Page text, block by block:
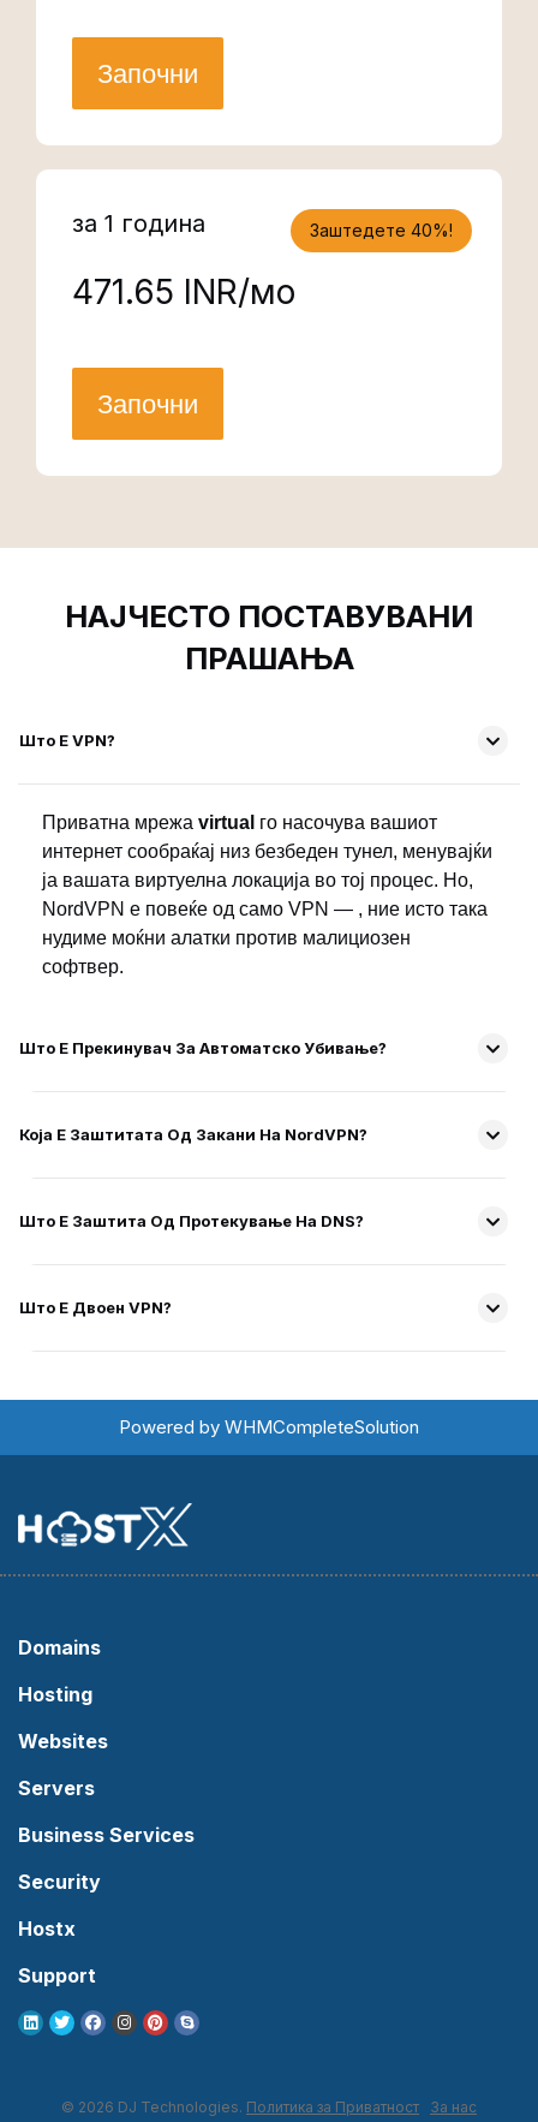
Започни
за 1 година
₹471.65 INR/мо
Заштедете 40%!
Започни
НАЈЧЕСТО ПОСТАВУВАНИ
ПРАШАЊА
Што Е VPN?
Приватна мрежа virtual го насочува вашиот
интернет сообраќај низ безбеден тунел, менувајќи
ја вашата виртуелна локација во тој процес. Но,
NordVPN е повеќе од само VPN — , ние исто така
нудиме моќни алатки против малициозен
софтвер.
Што Е Прекинувач За Автоматско Убивање?
Која Е Заштитата Од Закани На NordVPN?
Што Е Заштита Од Протекување На DNS?
Што Е Двоен VPN?
Powered by WHMCompleteSolution
Domains
Hosting
Websites
Servers
Business Services
Security
Hostx
Support
© 2026 DJ Technologies. Политика за Приватност За нас